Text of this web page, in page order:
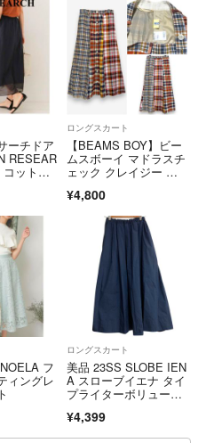
商品もございます。「発送日の目
、在庫が確保できない場合がござ
セルは、システム上承れませんの
以上の商品情報のご質問を頂きま
商品価格ナビ」に登録されている価
楽天グループ株式会社のRakute
ーチドア
RESEAR
ットン
グ済
ロングスカート
【BEAMS BOY】ビー
ムスボーイ マドラスチ
ェック クレイジー ス
¥4,800
フ
ィングレ
ロングスカート
美品 23SS SLOBE IEN
A スローブイエナ タイ
プライターボリューム
イビー レディース 古
¥4,399